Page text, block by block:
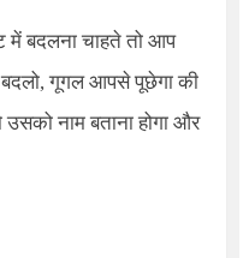
बदलना चाहते तो आप
,गूगल आपसे पूछेगा की
नाम बताना होगा और